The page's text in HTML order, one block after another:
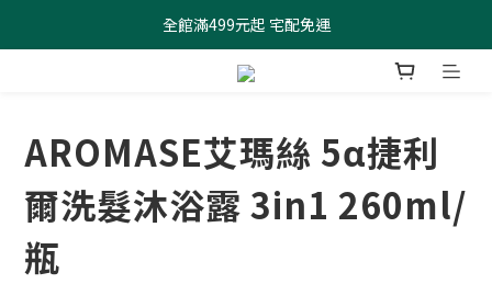
全館滿499元起 宅配免運
全館滿499元起 宅配免運
加入會員 $100元購物金現領現折
AROMASE艾瑪絲 5α捷利
爾洗髮沐浴露 3in1 260ml/
瓶